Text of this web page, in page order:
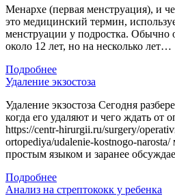
Менархе (первая менструация), и
это медицинский термин,
менструации у подростка. Обычно
около 12 лет, но на несколько лет…
Подробнее
Удаление экзостоза
Удаление экзостоза Сегодня
когда его удаляют и чего ждать
https://centr-hirurgii.ru/surgery/
ortopediya/udalenie-kostnogo-
простым языком и заранее
Подробнее
Анализ на стрептококк у ребенка